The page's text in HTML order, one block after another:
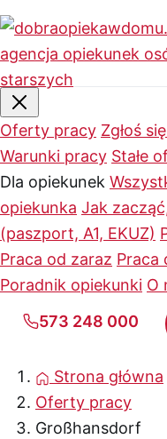
Oferty pracy Zgłoś
Warunki pracy Stałe
Dla opiekunek
opiekunka Jak
(paszport, A1, EKUZ)
Praca od zaraz Praca
Poradnik opiekunki O
573 248 000
Strona główna
Oferty pracy
Großhansdorf